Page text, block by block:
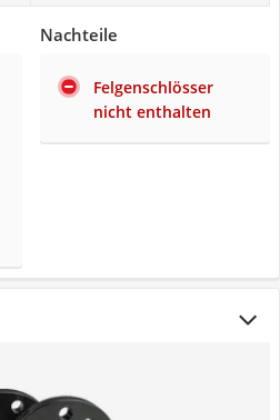
Nachteile
Felgenschlösser
nicht enthalten